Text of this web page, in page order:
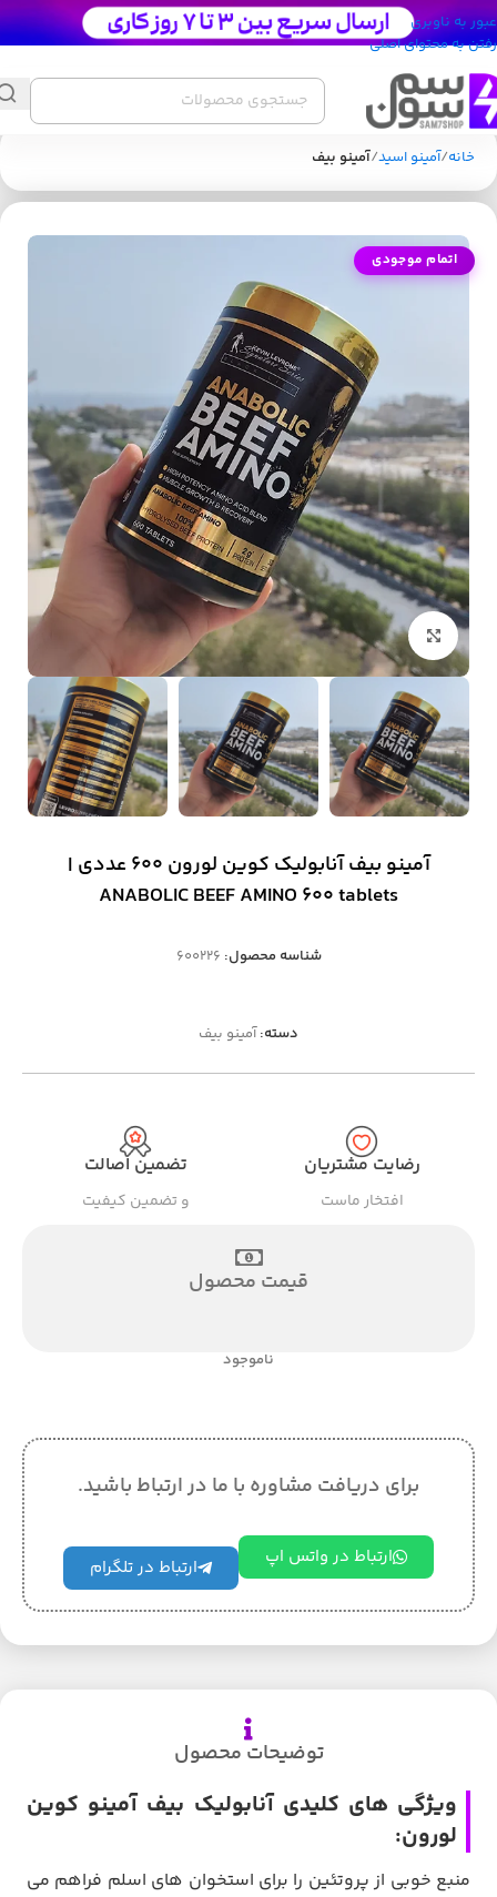
عبور به ناوبری
رفتن به محتوای اصلی
خانه آمینو اسید آمینو بیف
اتمام موجودی
بزرگنمایی تصویر
آمینو بیف آنابولیک کوین لورون 600 عددی |
ANABOLIC BEEF AMINO 600 tablets
شناسه محصول: 600226
دسته: آمینو بیف
رضایت مشتریان
افتخار ماست
تضمین اصالت
و تضمین کیفیت
قیمت محصول
ناموجود
برای دریافت مشاوره با ما در ارتباط باشید.
ارتباط در واتس اپ ارتباط در تلگرام
توضیحات محصول
ویژگی های کلیدی آنابولیک بیف آمینو کوین
لورون:
منبع خوبی از پروتئین را برای استخوان های اسلم فراهم می